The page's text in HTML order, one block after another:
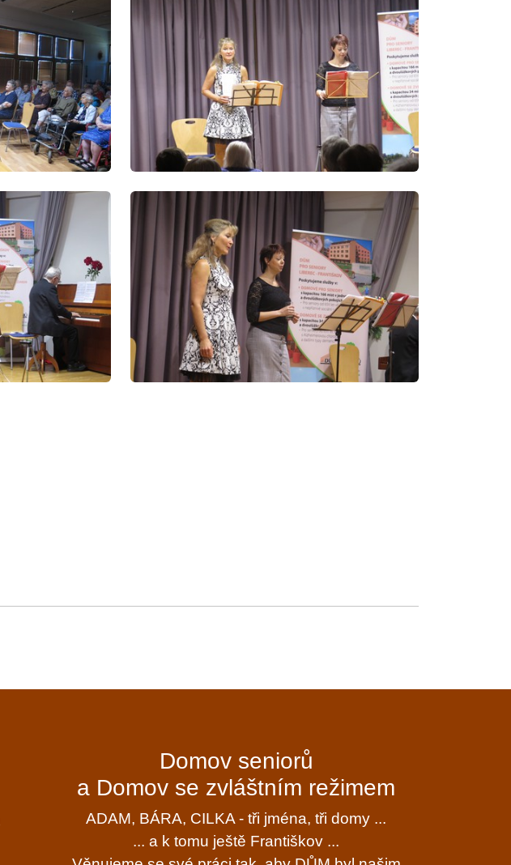
Domov seniorů
a Domov se zvláštním režimem
ADAM, BÁRA, CILKA - tři jména, tři domy ...
... a k tomu ještě Františkov ...